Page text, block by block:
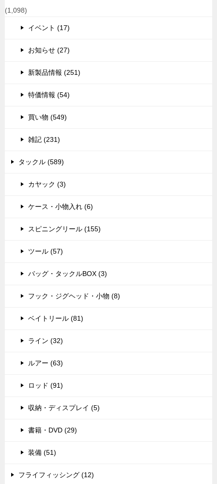
(1,098)
イベント (17)
お知らせ (27)
新製品情報 (251)
特価情報 (54)
買い物 (549)
雑記 (231)
タックル (589)
カヤック (3)
ケース・小物入れ (6)
スピニングリール (155)
ツール (57)
バッグ・タックルBOX (3)
フック・ジグヘッド・小物 (8)
ベイトリール (81)
ライン (32)
ルアー (63)
ロッド (91)
収納・ディスプレイ (5)
書籍・DVD (29)
装備 (51)
フライフィッシング (12)